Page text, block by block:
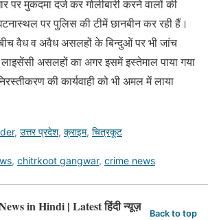
मुकदमा दर्ज कर गोलीबारी करने वालों की
पर पुलिस की टीमें छानबीन कर रही हैं।
वैध व अवैध असलहों के बिन्दुओं पर भी जांच
असलहों का अगर इसमें इस्तेमाल पाया गया
की कार्यवाही को भी अमल में लाया
, उत्तर प्रदेश, क्राइम, चित्रकूट
, chitrkoot gangwar, crime news
in Hindi | Latest हिंदी न्यूज़ Back to top